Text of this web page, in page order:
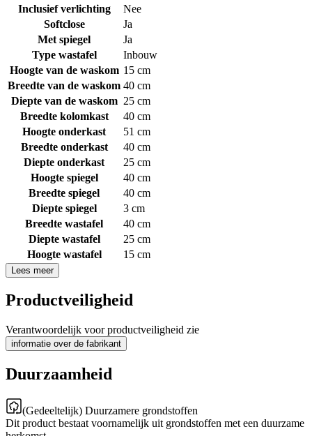
Inclusief verlichting
Nee
Softclose
Ja
Met spiegel
Ja
Type wastafel
Inbouw
Hoogte van de waskom 15 cm
Breedte van de waskom 40 cm
Diepte van de waskom 25 cm
Breedte kolomkast
40 cm
Hoogte onderkast
51 cm
Breedte onderkast
40 cm
Diepte onderkast
25 cm
Hoogte spiegel
40 cm
Breedte spiegel
40 cm
Diepte spiegel
3 cm
Breedte wastafel
40 cm
Diepte wastafel
25 cm
Hoogte wastafel
15 cm
Lees meer
Productveiligheid
Verantwoordelijk voor productveiligheid zie
informatie over de fabrikant
Duurzaamheid
(Gedeeltelijk) Duurzamere grondstoffen
Dit product bestaat voornamelijk uit grondstoffen met een duurzame